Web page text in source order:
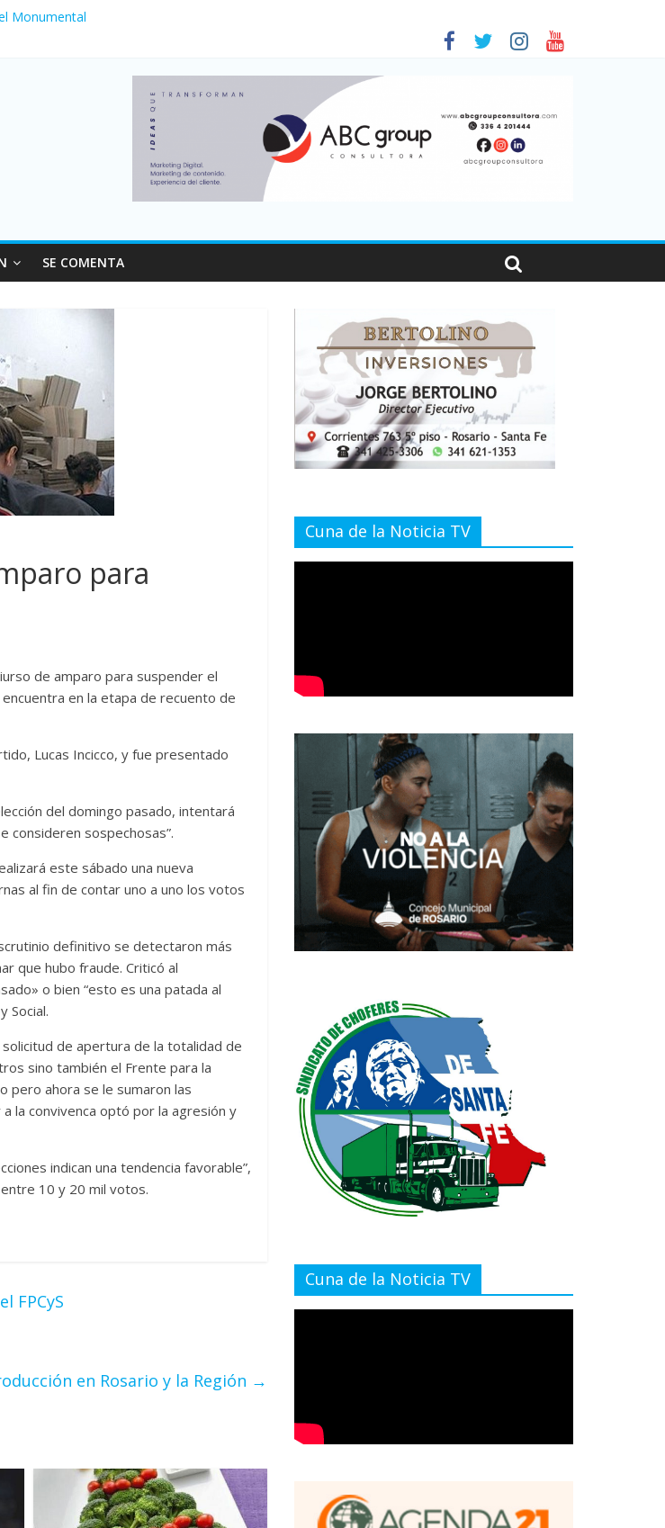
julio: bajó un 12,6% interanual
el sector denuncia crisis como en 2001
y consumo turístico: 4,6 millones de personas viajaron por el país, un 5,9% más que en 2025
SE COMENTA
para
de amparo para suspender el
en la etapa de recuento de
Lucas Incicco, y fue presentado
del domingo pasado, intentará
consideren sospechosas”.
este sábado una nueva
al fin de contar uno a uno los votos
definitivo se detectaron más
que hubo fraude. Criticó al
o bien “esto es una patada al
Social.
de apertura de la totalidad de
sino también el Frente para la
pero ahora se le sumaron las
la convivenca optó por la agresión y
indican una tendencia favorable”,
10 y 20 mil votos.
FPCyS
en Rosario y la Región →
Cuna de la Noticia TV
Cuna de la Noticia TV